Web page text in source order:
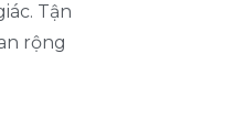
Tận
rộng